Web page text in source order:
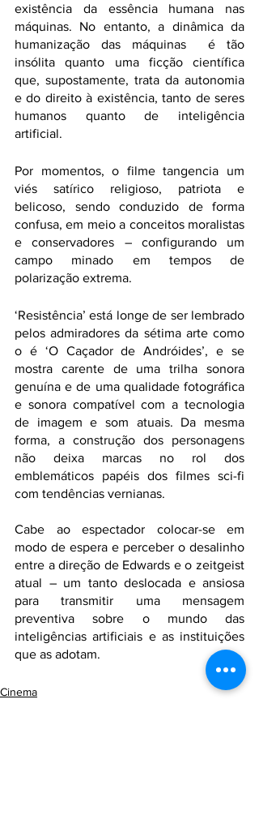
existência da essência humana nas
máquinas. No entanto, a dinâmica da
humanização das máquinas  é tão
insólita quanto uma ficção científica
que, supostamente, trata da autonomia
e do direito à existência, tanto de seres
humanos quanto de inteligência
artificial.
Por momentos, o filme tangencia um
viés satírico religioso, patriota e
belicoso, sendo conduzido de forma
confusa, em meio a conceitos moralistas
e conservadores – configurando um
campo minado em tempos de
polarização extrema.
‘Resistência’ está longe de ser lembrado
pelos admiradores da sétima arte como
o é ‘O Caçador de Andróides’, e se
mostra carente de uma trilha sonora
genuína e de uma qualidade fotográfica
e sonora compatível com a tecnologia
de imagem e som atuais. Da mesma
forma, a construção dos personagens
não deixa marcas no rol dos
emblemáticos papéis dos filmes sci-fi
com tendências vernianas.
Cabe ao espectador colocar-se em
modo de espera e perceber o desalinho
entre a direção de Edwards e o zeitgeist
atual – um tanto deslocada e ansiosa
para transmitir uma mensagem
preventiva sobre o mundo das
inteligências artificiais e as instituições
que as adotam.
Cinema